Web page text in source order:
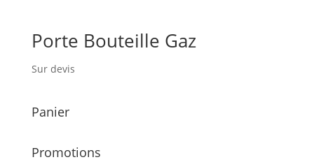
Porte Bouteille Gaz
Sur devis
Panier
Promotions